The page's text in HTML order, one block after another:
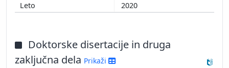
2020
Doktorske disertacije in druga
zaključna dela Prikaži